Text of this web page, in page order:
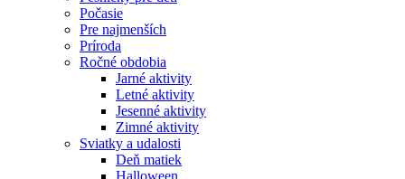
Počasie
Pre najmenších
Príroda
Ročné obdobia
Jarné aktivity
Letné aktivity
Jesenné aktivity
Zimné aktivity
Sviatky a udalosti
Deň matiek
Halloween